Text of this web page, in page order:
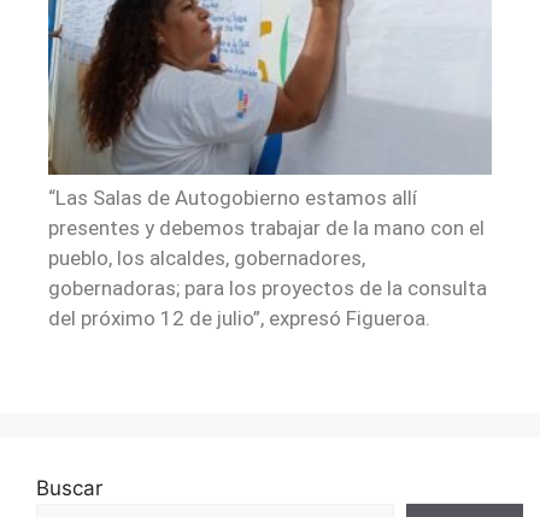
“Las Salas de Autogobierno estamos allí
presentes y debemos trabajar de la mano con el
pueblo, los alcaldes, gobernadores,
gobernadoras; para los proyectos de la consulta
del próximo 12 de julio”, expresó Figueroa.
Buscar